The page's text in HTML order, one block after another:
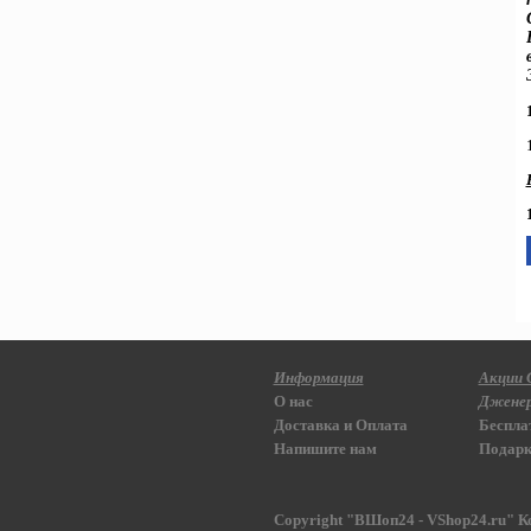
Информация
О нас
Доставка и Оплата
Напишите нам
Акции
Copyright "ВШоп24 - VShop24.ru"